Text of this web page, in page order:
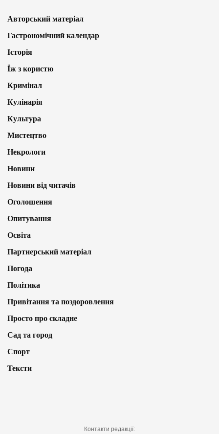
Авторський матеріал
Гастрономічний календар
Історія
Їж з користю
Кримінал
Кулінарія
Культура
Мистецтво
Некрологи
Новини
Новини від читачів
Оголошення
Опитування
Освіта
Партнерський матеріал
Погода
Політика
Привітання та поздоровлення
Просто про складне
Сад та город
Спорт
Тексти
Контакти редакції: